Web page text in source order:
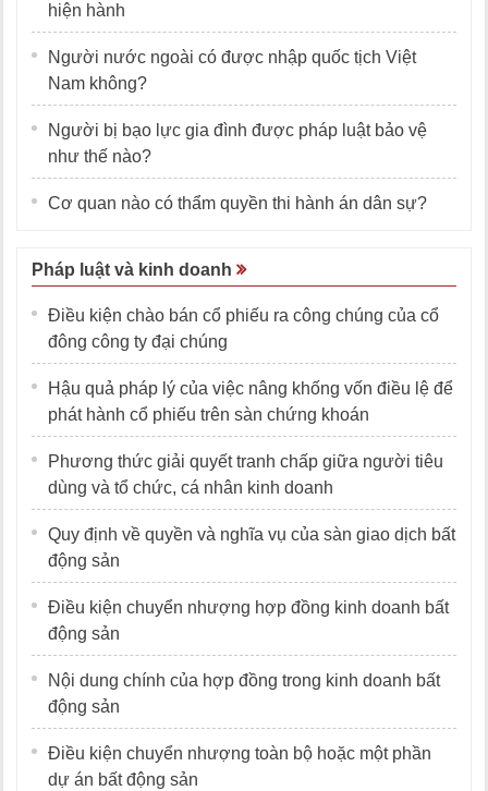
hiện hành
Người nước ngoài có được nhập quốc tịch Việt
Nam không?
Người bị bạo lực gia đình được pháp luật bảo vệ
như thế nào?
Cơ quan nào có thẩm quyền thi hành án dân sự?
Pháp luật và kinh doanh
Điều kiện chào bán cổ phiếu ra công chúng của cổ
đông công ty đại chúng
Hậu quả pháp lý của việc nâng khống vốn điều lệ để
phát hành cổ phiếu trên sàn chứng khoán
Phương thức giải quyết tranh chấp giữa người tiêu
dùng và tổ chức, cá nhân kinh doanh
Quy định về quyền và nghĩa vụ của sàn giao dịch bất
động sản
Điều kiện chuyển nhượng hợp đồng kinh doanh bất
động sản
Nội dung chính của hợp đồng trong kinh doanh bất
động sản
Điều kiện chuyển nhượng toàn bộ hoặc một phần
dự án bất động sản